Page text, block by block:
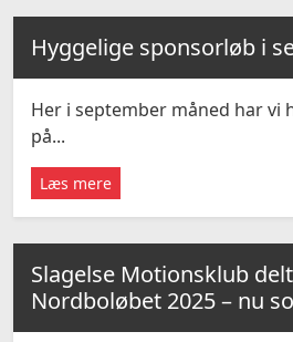
Hyggelige sponsorløb i
Her i september måned har vi
på...
Læs mere
Slagelse Motionsklub
Nordboløbet 2025 – nu